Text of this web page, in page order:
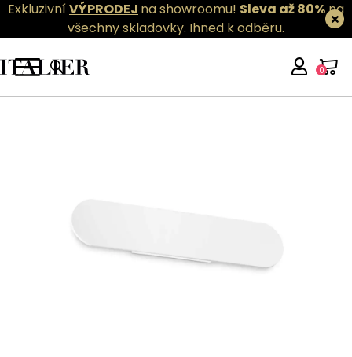
ExkluzivníVÝPRODEJ na showroomu! Sleva až 80%na
všechny skladovky. Ihned k odběru.
0